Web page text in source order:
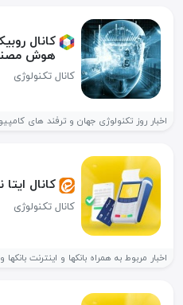
کانال
هوش
کانال تکنولوژی
اخبار روز تکنولوژی جهان و ترفند های
کانال
کانال تکنولوژی
اخبار مربوط به همراه بانکها و اینترنت